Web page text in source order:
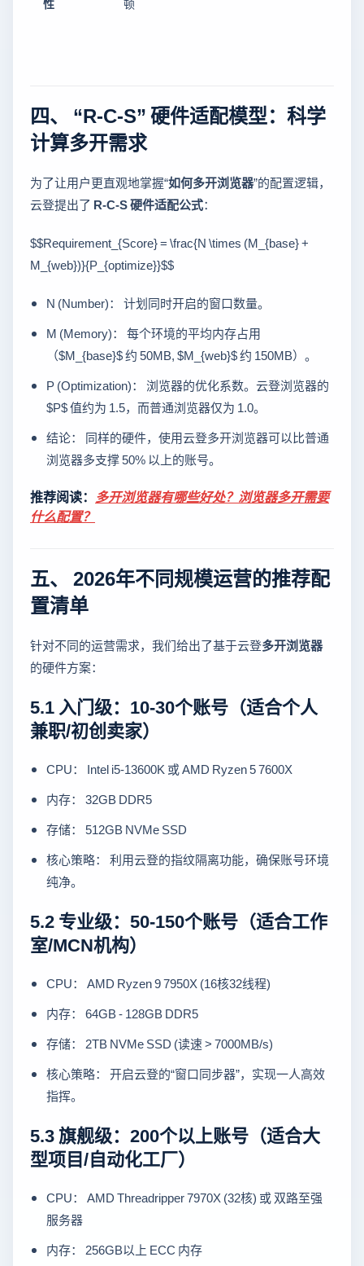
性 顿
四、 “R-C-S” 硬件适配模型：科学
计算多开需求
为了让用户更直观地掌握“如何多开浏览器”的配置逻辑，
云登提出了 R-C-S 硬件适配公式：
$$Requirement_{Score} = \frac{N \times (M_{base} +
M_{web})}{P_{optimize}}$$
N (Number)： 计划同时开启的窗口数量。
M (Memory)： 每个环境的平均内存占用
（$M_{base}$ 约 50MB, $M_{web}$ 约 150MB）。
P (Optimization)： 浏览器的优化系数。云登浏览器的
$P$ 值约为 1.5，而普通浏览器仅为 1.0。
结论： 同样的硬件，使用云登多开浏览器可以比普通
浏览器多支撑 50% 以上的账号。
推荐阅读： 多开浏览器有哪些好处？浏览器多开需要
什么配置？
五、 2026年不同规模运营的推荐配
置清单
针对不同的运营需求，我们给出了基于云登多开浏览器
的硬件方案：
5.1 入门级：10-30个账号（适合个人
兼职/初创卖家）
CPU： Intel i5-13600K 或 AMD Ryzen 5 7600X
内存： 32GB DDR5
存储： 512GB NVMe SSD
核心策略： 利用云登的指纹隔离功能，确保账号环境
纯净。
5.2 专业级：50-150个账号（适合工作
室/MCN机构）
CPU： AMD Ryzen 9 7950X (16核32线程)
内存： 64GB - 128GB DDR5
存储： 2TB NVMe SSD (读速 > 7000MB/s)
核心策略： 开启云登的“窗口同步器”，实现一人高效
指挥。
5.3 旗舰级：200个以上账号（适合大
型项目/自动化工厂）
CPU： AMD Threadripper 7970X (32核) 或 双路至强
服务器
内存： 256GB以上 ECC 内存